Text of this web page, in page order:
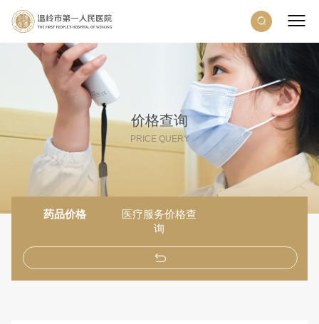
价格查询
PRICE QUERY
药品价格 医疗服务价格查
询